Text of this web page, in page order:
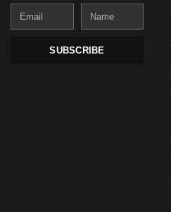
Email
Name
SUBSCRIBE